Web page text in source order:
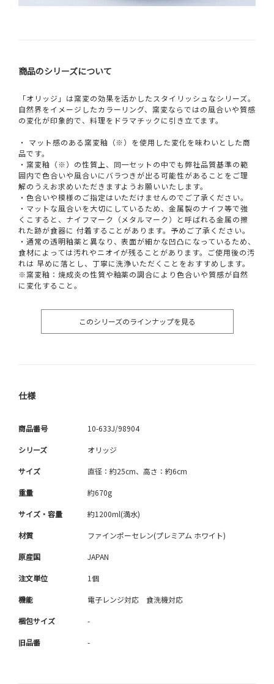
商品のシリーズについて
「オリッジ」は窯変の効果を活かしたスタイリッシュなシリーズ。
自然界をイメージしたカラーリング、窯変ならではの風合いや質感
の変化が印象的で、料理をドラマチックに引き立てます。
・ マット感のある窯変釉（※）を使用した変化を味わいとした商
品です。
・窯変釉（※）の性質上、同一セットの中でも弊社品質基準の範
囲内で色合いや風合いにバラつきが出る可能性があることをご理
解のうえお求めいただきますようお願いいたします。
・色合いや模様のご指定はいただけませんのでご了承ください。
・マットな風合いを大切にしているため、金属製のナイフ等で強
くこすると、ナイフマーク（メタルマーク）と呼ばれる金属の擦
れた跡が食器に 付着することがあります。予めご了承ください。
・通常の透明釉薬と異なり、表面が細かな凹凸になっているため、
食材によっては汚れやニオイが残ることがあります。ご使用後の汚
れは 早めに落とし、丁寧に洗浄いただくことをおすすめします。
※窯変釉：焼成炎の性質や釉薬の調合により色合いや質感が自然
に変化すること。
このシリーズのラインナップを見る
仕様
商品番号 10-633J/98904
シリーズ オリッジ
サイズ 直径：約25cm、高さ：約6cm
重量 約670g
サイズ・容量 約1200ml(満水)
材質 ファインポーセレン(プレミアム ホワイト)
原産国 JAPAN
注文単位 1個
機能 電子レンジ対応 食洗機対応
梱包サイズ -
旧品番 -